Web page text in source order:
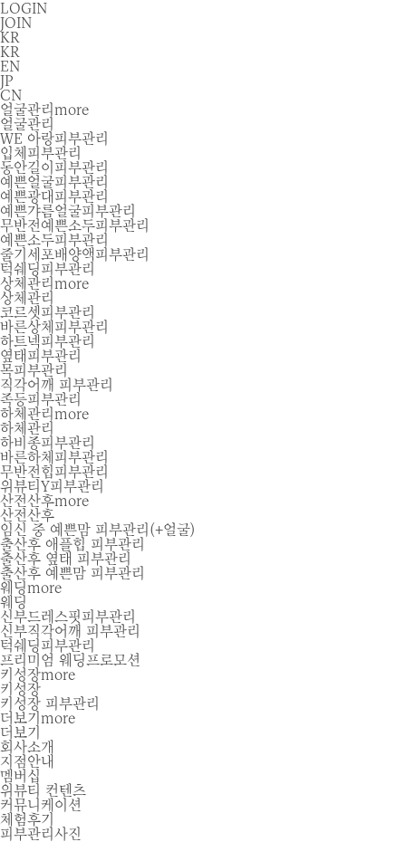
LOGIN
JOIN
KR
KR
EN
JP
CN
얼굴관리 more
얼굴관리
WE 아랑피부관리
입체피부관리
동안길이피부관리
예쁜얼굴피부관리
예쁜광대피부관리
예쁜갸름얼굴피부관리
무반전예쁜소두피부관리
예쁜소두피부관리
줄기세포배양액피부관리
턱쉐딩피부관리
상체관리 more
상체관리
코르셋피부관리
바른상체피부관리
하트넥피부관리
옆태피부관리
목피부관리
직각어깨 피부관리
족등피부관리
하체관리 more
하체관리
하비종피부관리
바른하체피부관리
무반전힙피부관리
위뷰티Y피부관리
산전산후more
산전산후
임신 중 예쁜맘 피부관리(+얼굴)
출산후 애플힙 피부관리
출산후 옆태 피부관리
출산후 예쁜맘 피부관리
웨딩more
웨딩
신부드레스핏피부관리
신부직각어깨 피부관리
턱쉐딩피부관리
프리미엄 웨딩프로모션
키성장more
키성장
키성장 피부관리
더보기 more
더보기
회사소개
지점안내
멤버십
위뷰티 컨텐츠
커뮤니케이션
체험후기
피부관리사진
턱쉐딩 피부관리 NEW PROGRAM OPEN